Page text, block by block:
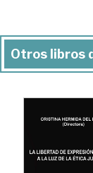
Otros libros